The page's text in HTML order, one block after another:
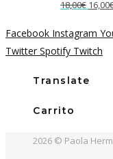
18,00€ El
era:
16,00
Facebook Instagram
Twitter Spotify Twitch
Translate
Carrito
2026 © Paola